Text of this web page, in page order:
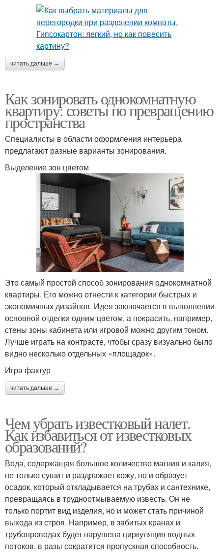
читать дальше →
Как зонировать однокомнатную
квартиру: советы по превращению
пространства
Специалисты в области оформления интерьера
предлагают разные варианты зонирования.
Выделение зон цветом
Это самый простой способ зонирования однокомнатной
квартиры. Его можно отнести к категории быстрых и
экономичных дизайнов. Идея заключается в выполнении
основной отделки одним цветом, а покрасить, например,
стены зоны кабинета или игровой можно другим тоном.
Лучше играть на контрасте, чтобы сразу визуально было
видно несколько отдельных «площадок».
Игра фактур
читать дальше →
Чем убрать известковый налет.
Как избавиться от известковых
образований?
Вода, содержащая большое количество магния и калия,
не только сушит и раздражает кожу, но и образует
осадок, который откладывается на трубах и сантехнике,
превращаясь в трудноотмываемую известь. Он не
только портит вид изделия, но и может стать причиной
выхода из строя. Например, в забитых кранах и
трубопроводах будет нарушена циркуляция водных
потоков, в разы сократится пропускная способность.